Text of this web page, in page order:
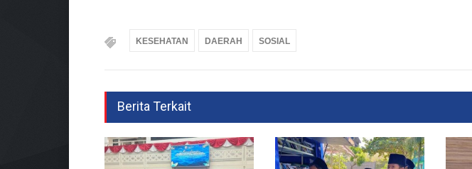
KESEHATAN DAERAH SOSIAL
Berita Terkait